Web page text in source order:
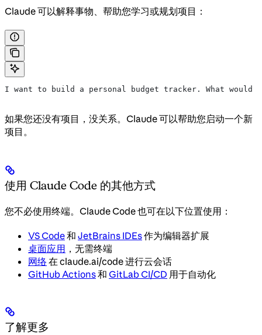
Claude 可以解释事物、帮助您学习或规划项目：
I want to build a personal budget tracker. What would I
如果您还没有项目，没关系。Claude 可以帮助您启动一个新
项目。
使用 Claude Code 的其他方式
您不必使用终端。Claude Code 也可在以下位置使用：
VS Code和 JetBrains IDEs作为编辑器扩展
桌面应用 ，无需终端
网络在 claude.ai/code 进行云会话
GitHub Actions和 GitLab CI/CD 用于自动化
了解更多